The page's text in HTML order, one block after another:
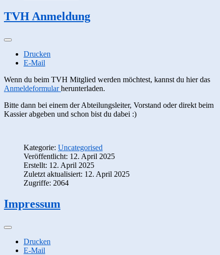
TVH Anmeldung
Drucken
E-Mail
Wenn du beim TVH Mitglied werden möchtest, kannst du hier das
Anmeldeformularherunterladen.
Bitte dann bei einem der Abteilungsleiter, Vorstand oder direkt beim
Kassier abgeben und schon bist du dabei :)
Kategorie: Uncategorised
Veröffentlicht: 12. April 2025
Erstellt: 12. April 2025
Zuletzt aktualisiert: 12. April 2025
Zugriffe: 2064
Impressum
Drucken
E-Mail